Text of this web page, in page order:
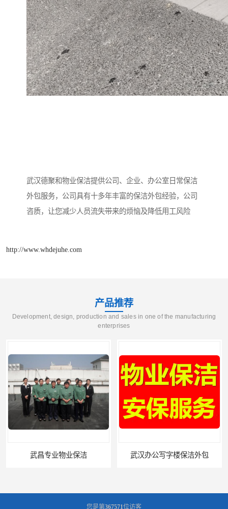
武汉德聚和物业保洁提供公司、企业、办公室日常保洁
外包服务，公司具有十多年丰富的保洁外包经验，公司
咨质，让您减少人员流失带来的烦恼及降低用工风险
http://www.whdejuhe.com
产品推荐
Development, design, production and sales in one of the manufacturing
enterprises
武汉办公写字楼保洁外包 武昌物业保洁公司
您是第367571位访客